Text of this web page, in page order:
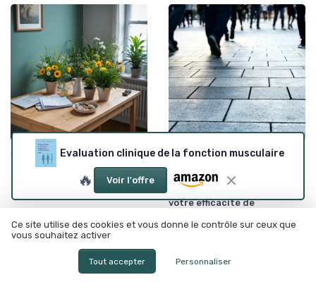
Communication efficace •
26/02/2026
Trouver le bon message pour
un départ de collègue quand
Prise de décision • 12/06/2025
Comment faire face aux
dilemmes décisionnels ? 6
votre efficacité de
Evaluation clinique de la fonction musculaire
🔥 Voir l'offre
Ce site utilise des cookies et vous donne le contrôle sur ceux que
vous souhaitez activer
Tout accepter Personnaliser